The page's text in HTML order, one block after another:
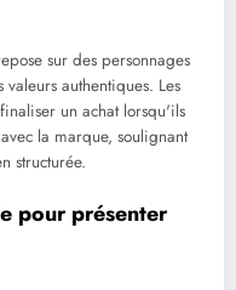
sur des personnages
authentiques. Les
un achat lorsqu'ils
la marque, soulignant
structurée.
pour présenter